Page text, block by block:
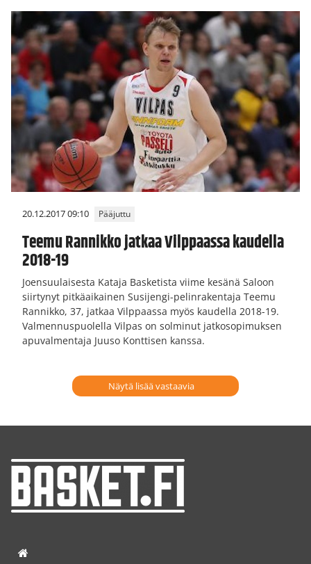
20.12.2017 09:10 Pääjuttu
Teemu Rannikko jatkaa Vilppaassa kaudella
2018-19
Joensuulaisesta Kataja Basketista viime kesänä Saloon
siirtynyt pitkäaikainen Susijengi-pelinrakentaja Teemu
Rannikko, 37, jatkaa Vilppaassa myös kaudella 2018-19.
Valmennuspuolella Vilpas on solminut jatkosopimuksen
apuvalmentaja Juuso Konttisen kanssa.
Näytä lisää vastaavia